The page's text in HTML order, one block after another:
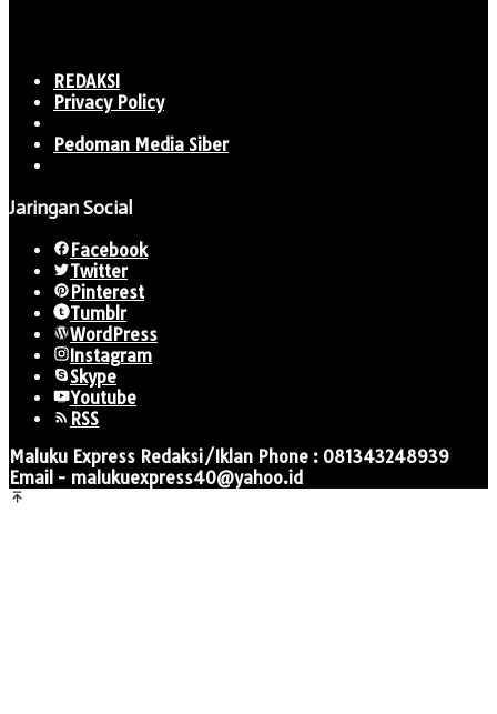
REDAKSI
Privacy Policy
Pedoman Media Siber
Jaringan Social
Facebook
Twitter
Pinterest
Tumblr
WordPress
Instagram
Skype
Youtube
RSS
Maluku Express Redaksi/Iklan Phone : 081343248939
Email - malukuexpress40@yahoo.id